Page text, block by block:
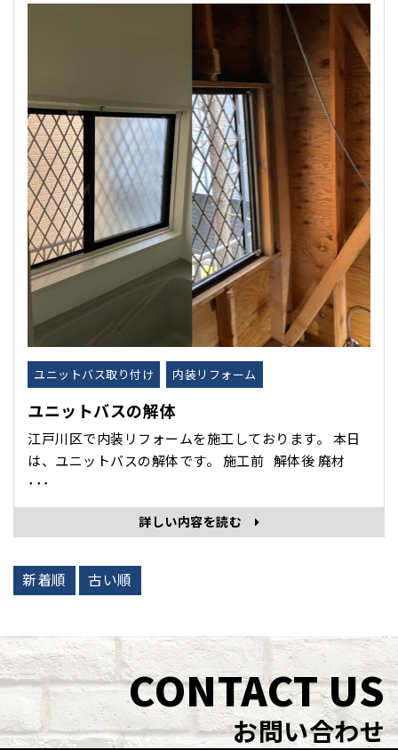
ユニットバス取り付け 内装リフォーム
ユニットバスの解体
江戸川区で内装リフォームを施工しております。 本日
は、ユニットバスの解体です。 施工前 解体後 廃材
･･･
詳しい内容を読む
新着順 古い順
CONTACT US
お問い合わせ